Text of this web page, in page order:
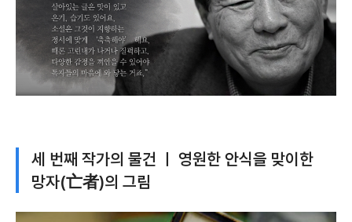
세 번째 작가의 물건 ㅣ 영원한 안식을 맞이한
망자(亡者)의 그림